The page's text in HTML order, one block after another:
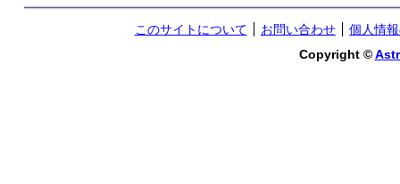
このサイトについて お問い合わせ
個人情
Copyright ©